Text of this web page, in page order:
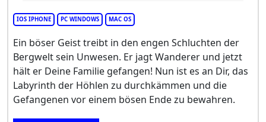
IOS IPHONE PC WINDOWS MAC OS
Ein böser Geist treibt in den engen Schluchten der
Bergwelt sein Unwesen. Er jagt Wanderer und jetzt
hält er Deine Familie gefangen! Nun ist es an Dir, das
Labyrinth der Höhlen zu durchkämmen und die
Gefangenen vor einem bösen Ende zu bewahren.